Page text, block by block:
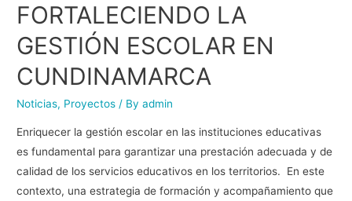
FORTALECIENDO LA
GESTIÓN ESCOLAR EN
CUNDINAMARCA
Noticias, Proyectos / Byadmin
Enriquecer la gestión escolar en las instituciones educativas
es fundamental para garantizar una prestación adecuada y de
calidad de los servicios educativos en los territorios. En este
contexto, una estrategia de formación y acompañamiento que